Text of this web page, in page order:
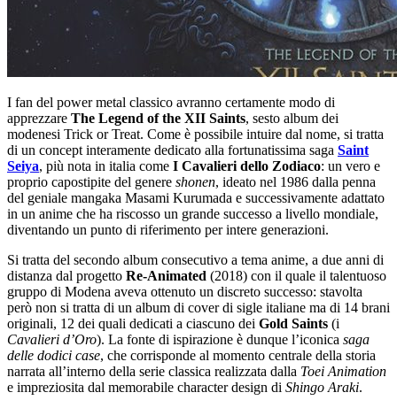
I fan del power metal classico avranno certamente modo di
apprezzare The Legend of the XII Saints, sesto album dei
modenesi Trick or Treat. Come è possibile intuire dal nome, si tratta
di un concept interamente dedicato alla fortunatissima saga Saint
Seiya, più nota in italia come I Cavalieri dello Zodiaco: un vero e
proprio capostipite del genere shonen, ideato nel 1986 dalla penna
del geniale mangaka Masami Kurumada e successivamente adattato
in un anime che ha riscosso un grande successo a livello mondiale,
diventando un punto di riferimento per intere generazioni.
Si tratta del secondo album consecutivo a tema anime, a due anni di
distanza dal progetto Re-Animated (2018) con il quale il talentuoso
gruppo di Modena aveva ottenuto un discreto successo: stavolta
però non si tratta di un album di cover di sigle italiane ma di 14 brani
originali, 12 dei quali dedicati a ciascuno dei Gold Saints (i
Cavalieri d’Oro). La fonte di ispirazione è dunque l’iconica saga
delle dodici case, che corrisponde al momento centrale della storia
narrata all’interno della serie classica realizzata dalla Toei Animation
e impreziosita dal memorabile character design di Shingo Araki.